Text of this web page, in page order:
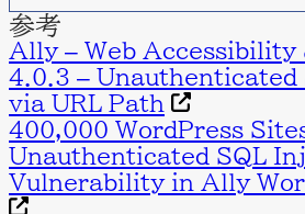
参考
Ally – Web
4.0.3 – Unauthenticated
via URL Path
400,000 WordPress
Unauthenticated SQL
Vulnerability in Ally